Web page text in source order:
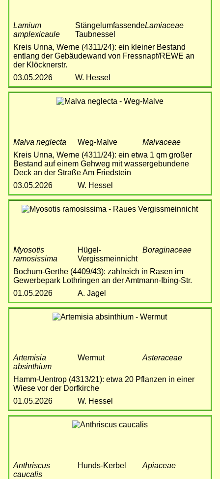
Lamium
amplexicaule
Stängelumfassende
Taubnessel
Lamiaceae
Kreis Unna, Werne (4311/24): ein kleiner Bestand
entlang der Gebäudewand von Fressnapf/REWE an
der Klöcknerstr.
03.05.2026
W. Hessel
Malva neglecta Weg-Malve
Malvaceae
Kreis Unna, Werne (4311/24): ein etwa 1 qm großer
Bestand auf einem Gehweg mit wassergebundene
Deck an der Straße Am Friedstein
03.05.2026
W. Hessel
Bild
Myosotis
ramosissima
Hügel-
Vergissmeinnicht
Boraginaceae
Bochum-Gerthe (4409/43): zahlreich in Rasen im
Gewerbepark Lothringen an der Amtmann-Ibing-Str.
01.05.2026
A. Jagel
Artemisia
absinthium
Wermut Asteraceae
Hamm-Uentrop (4313/21): etwa 20 Pflanzen in einer
Wiese vor der Dorfkirche
01.05.2026
W. Hessel
Anthriscus
caucalis
Hunds-Kerbel Apiaceae